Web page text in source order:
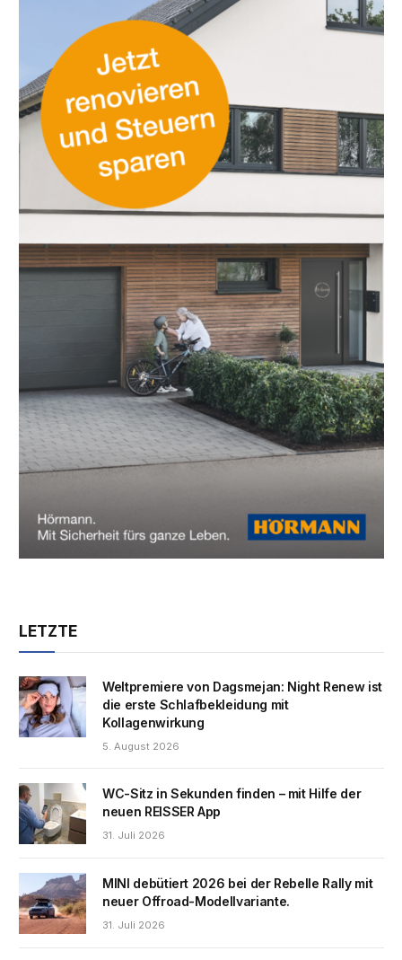
LETZTE
Weltpremiere von Dagsmejan: Night Renew ist
die erste Schlafbekleidung mit
Kollagenwirkung
5. August 2026
WC-Sitz in Sekunden finden – mit Hilfe der
neuen REISSER App
31. Juli 2026
MINI debütiert 2026 bei der Rebelle Rally mit
neuer Offroad-Modellvariante.
31. Juli 2026